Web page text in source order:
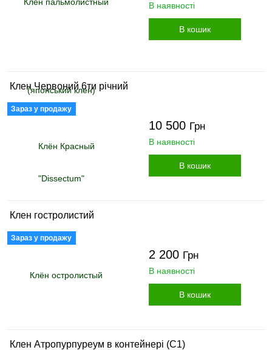
В наявності
В кошик
Клен Червоний 6ти річний
Зараз у продажу
10 500 Грн
В наявності
В кошик
Клен гостролистий
Зараз у продажу
2 200 Грн
В наявності
В кошик
Клен Атропурпуреум в контейнері (С1)